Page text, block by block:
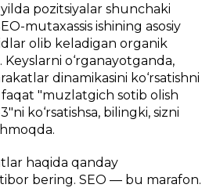
pozitsiyalar shunchaki
mutaxassis ishining asosiy
olib keladigan organik
Keyslarni o‘rganayotganda,
dinamikasini ko‘rsatishni
faqat "muzlatgich sotib olish
ko‘rsatishsa, bilingki, sizni
haqida qanday
bering. SEO — bu marafon.